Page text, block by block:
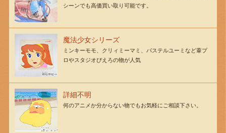
シーンでも高価買い取り可能です。
魔法少女シリーズ
ミンキーモモ、クリィミーマミ、パステルユーミなど葦プ
ロやスタジオぴえろの物が人気
詳細不明
何のアニメか分からない物でもお気軽にご相談下さい。